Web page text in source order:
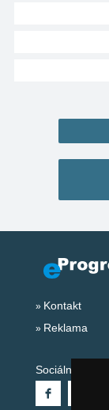
Kontakt
Reklama
Sociální sítě: